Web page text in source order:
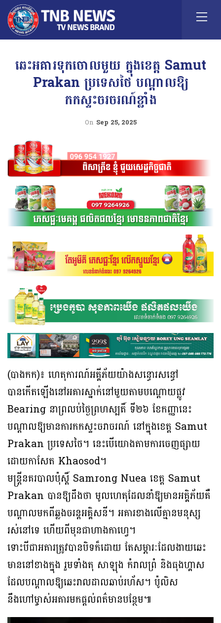
ឆេះអគារទុកចោលមួយ ក្នុងខេត្ត Samut
Prakan ប្រទេសថៃ បណ្តាលឱ្យ
កកស្ទះចរចរណ៍ខ្លាំង
On Sep 25, 2025
(បាងកក)៖ ហេតុការណ៍អគ្គីភ័យយ៉ាងសន្ធោរសន្ធៅ
បានកេីតឡេីងនៅអគារស្នាក់នៅមួយតាមបណ្តោយផ្លូវ
Bearing នាព្រលប់ថ្ងៃព្រហស្បតិ៍ ទី២៦ ខែកញ្ញានេះ
បណ្តាលឱ្យមានការកកស្ទះចរាចរណ៍ នៅក្នុងខេត្ត Samut
Prakan ប្រទេសថៃ។ នេះបេីយោងតាមការចេញផ្សាយ
ដោយកាសែត Khaosod។
មន្ត្រីនគរបាលប៉ុស្តិ៍ Samrong Nuea ខេត្ត Samut
Prakan បានឱ្យដឹងថា មូលហេតុដែលនាំឱ្យមានអគ្គិភ័យគឺ
បណ្តាលមកពីឆ្លងចរន្តអគ្គិសនី។ អគារខាងលេីគ្មានមនុស្ស
រស់នៅទេ ហើយពីមុនជាហាងកាហ្វេ។
ទោះបីជាអគារត្រូវបានបិទក៏ដោយ តែសម្ភារៈដែលងាយឆេះ
មាននៅខាងក្នុង រួមទាំងតុ សាឡុង កំរាលព្រំ និងធុងហ្គាស
ដែលបណ្តាលឱ្យឆេះរាលដាលឆាប់រហ័ស។ ប៉ូលិស
នឹងហៅម្ចាស់អគារមកផ្តល់ពត៌មានបន្ថែម៕